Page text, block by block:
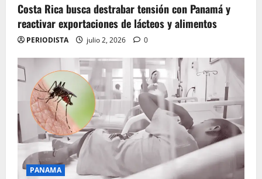
Costa Rica busca destrabar tensión con Panamá y
reactivar exportaciones de lácteos y alimentos
PERIODISTA julio 2, 2026 0
PANAMA